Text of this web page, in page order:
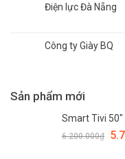
Điện lực Đà Nẵng
Công ty Giày BQ
Sản phẩm mới
Smart Tivi 50"
6.200.000₫